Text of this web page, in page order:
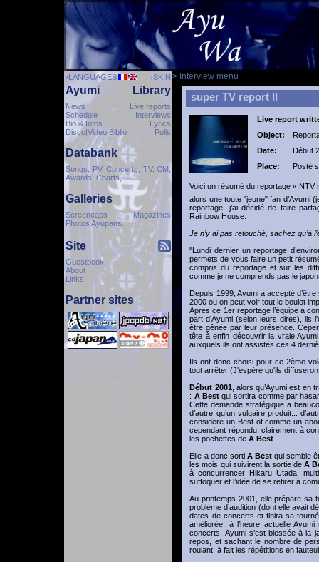
›LANGUAGES ›SKIN
Ayumi
News
Schedule
Bio & Infos
Disco|Video|Biblio
Library
Live reports
Interviews
Lyrics
Polls
Databank
Songs, PV, Concerts, TV, CM,
Awards, Charts, ...
Galleries
Screencaps Magazines
Photos Ayupans...
Site
Guestbook
About
Links
Partner sites
> Interview menu
super TV report II
Live report
Object:
Date:
Début
Place:
Posté
Voici un résumé du reportage « NTV
alors une toute "jeune" fan d’Ayumi
reportage, j’ai décidé de faire
Rainbow House.
Je n’y ai pas retouché, sachez qu’à
"Lundi dernier un reportage
permets de vous faire un petit
compris du reportage et sur les
comme je ne comprends pas le
Depuis 1999, Ayumi a accepté
2000 ou on peut voir tout le boulot
Après ce 1er reportage l’équipe a
part d’Ayumi (selon leurs dires), ils
être gênée par leur présence.
tête à enfin découvrir la vraie
auxquels ils ont assistés ces 4
Ils ont donc choisi pour ce 2ème
tout arrêter (J'espère qu'ils
Début 2001 , alors qu’Ayumi est en
: A Bestqui sortira comme par
Cette demande stratégique a
d’autre qu’un vulgaire produit...
considère un Best of comme un
cependant répondu, clairement à
les pochettes deA Best
Elle a donc sorti A Best qui semble
les mois qui suivirent la sortie de A
à concurrencer Hikaru Utada,
suffoquer et l’idée de se retirer à
Au printemps 2001, elle prépare sa
problème d’audition (dont elle avait
dates de concerts et finira sa
améliorée, à l’heure actuelle
concerts, Ayumi s’est blessée à la
repos, et sachant le nombre de
roulant, à fait les répétitions en